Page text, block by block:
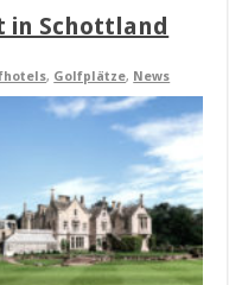
in Schottland
, Golfplätze, News